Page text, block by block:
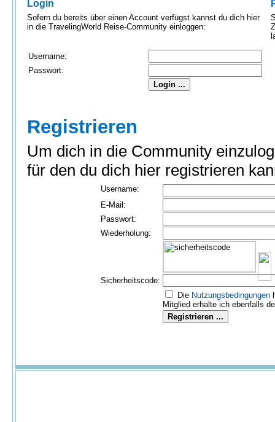
Login
Sofern du bereits über einen Account verfügst kannst du dich hier
in die TravelingWorld Reise-Community einloggen:
Username:
Passwort:
Registrieren
Um dich in die Community
für den du dich hier registrieren
Username:
E-Mail:
Passwort:
Wiederholung:
Sicherheitscode:
Die Nutzungs­bedingungen
Mitglied erhalte ich ebenfalls